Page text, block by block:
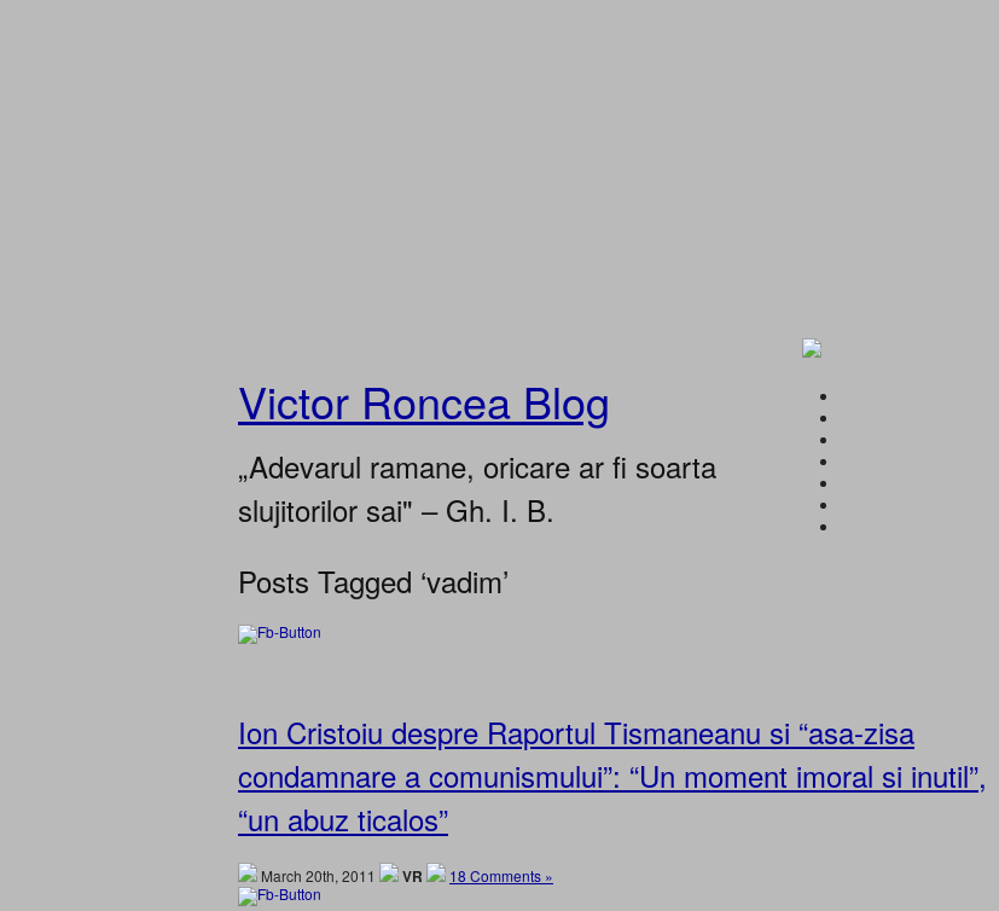
Victor Roncea Blog
„Adevarul ramane, oricare ar fi soarta
slujitorilor sai" – Gh. I. B.
Posts Tagged ‘vadim’
Ion Cristoiu despre Raportul Tismaneanu si “asa-zisa
condamnare a comunismului”: “Un moment imoral si inutil”,
“un abuz ticalos”
March 20th, 2011 VR 18 Comments »